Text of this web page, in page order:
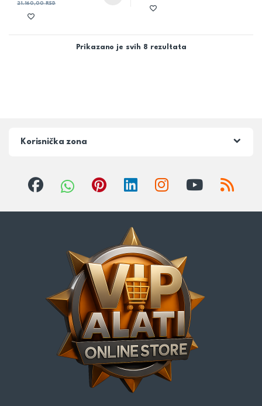
21.160,00RSD
Prikazano je svih 8 rezultata
Korisnička zona